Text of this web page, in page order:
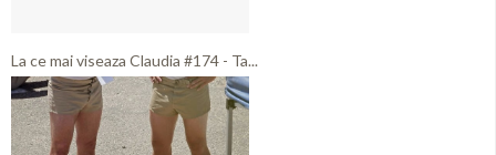
La ce mai viseaza Claudia #174 - Ta...